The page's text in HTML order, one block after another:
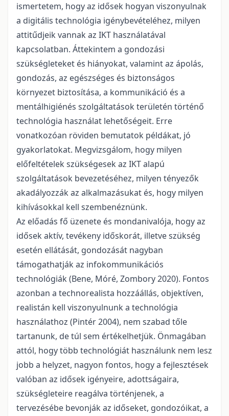
ismertetem, hogy az idősek hogyan viszonyulnak
a digitális technológia igénybevételéhez, milyen
attitűdjeik vannak az IKT használatával
kapcsolatban. Áttekintem a gondozási
szükségleteket és hiányokat, valamint az ápolás,
gondozás, az egészséges és biztonságos
környezet biztosítása, a kommunikáció és a
mentálhigiénés szolgáltatások területén történő
technológia használat lehetőségeit. Erre
vonatkozóan röviden bemutatok példákat, jó
gyakorlatokat. Megvizsgálom, hogy milyen
előfeltételek szükségesek az IKT alapú
szolgáltatások bevezetéséhez, milyen tényezők
akadályozzák az alkalmazásukat és, hogy milyen
kihívásokkal kell szembenéznünk.
Az előadás fő üzenete és mondanivalója, hogy az
idősek aktív, tevékeny időskorát, illetve szükség
esetén ellátását, gondozását nagyban
támogathatják az infokommunikációs
technológiák (Bene, Móré, Zombory 2020). Fontos
azonban a technorealista hozzáállás, objektíven,
realistán kell viszonyulnunk a technológia
használathoz (Pintér 2004), nem szabad tőle
tartanunk, de túl sem értékelhetjük. Önmagában
attól, hogy több technológiát használunk nem lesz
jobb a helyzet, nagyon fontos, hogy a fejlesztések
valóban az idősek igényeire, adottságaira,
szükségleteire reagálva történjenek, a
tervezésébe bevonják az időseket, gondozóikat, a